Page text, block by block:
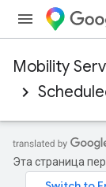
Mobility
Эта страница